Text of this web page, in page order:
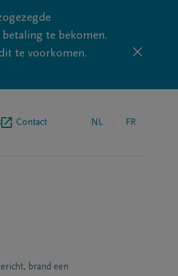
te bekomen.
te voorkomen.
Contact NL FR
brand een